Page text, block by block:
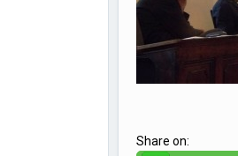
Share on: